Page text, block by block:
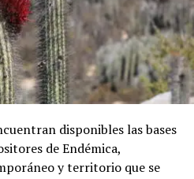
disponibles las bases
de Endémica,
y territorio que se